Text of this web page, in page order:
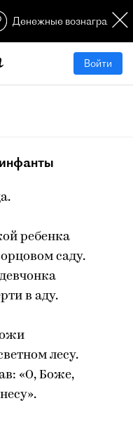
Денежные
Войти
ребенка
саду.
в аду.
лесу.
«О, Боже,